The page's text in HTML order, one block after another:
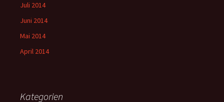
Juli 2014
Juni 2014
Mai 2014
April 2014
Kategorien